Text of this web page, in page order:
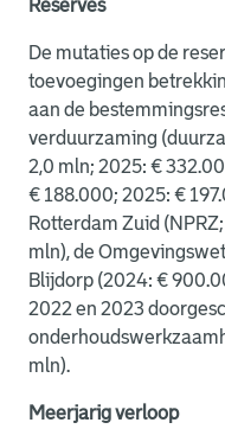
Reserves
De mutaties op de
toevoegingen
aan de
verduurzaming
2,0 mln; 2025: €
€ 188.000; 2025: €
Rotterdam Zuid
mln), de
Blijdorp (2024: €
2022 en 2023
mln).
Meerjarig verloop